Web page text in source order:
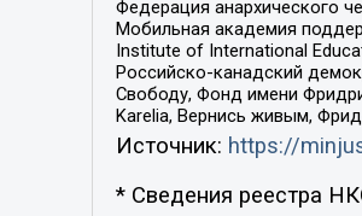
Федерация анархического
Мобильная академия
Institute of International
Российско-канадский
Свободу, Фонд имени
Karelia, Вернись живым,
Источник: https://
* Сведения реестра